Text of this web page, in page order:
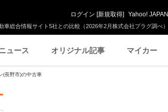
総合情報サイト5社との比較（2026年2月株式会社プラグ調べ）
ログイン [新規取得] Yahoo! JAPAN
ュース オリジナル記事 マイカー
(長野市)の中古車